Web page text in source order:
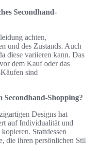
Secondhand-
achten,
und des Zustands. Auch
diese variieren kann. Das
dem Kauf oder das
sind
Secondhand-Shopping?
Designs hat
auf Individualität und
Stattdessen
die ihren persönlichen Stil